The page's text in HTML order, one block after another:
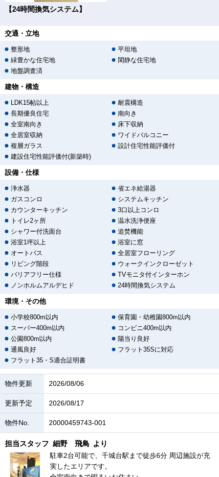
【24時間換気システム】
交通・立地
整形地
平坦地
緑豊かな住宅地
閑静な住宅地
地盤調査済
建物・構造
LDK15帖以上
耐震構造
長期優良住宅
南向き
全室南向き
床下収納
全居室収納
ワイドバルコニー
複層ガラス
設計住宅性能評価付
建設住宅性能評価付(新築時)
設備・仕様
浄水器
省エネ給湯器
ガスコンロ
システムキッチン
カウンターキッチン
3口以上コンロ
トイレ2ヶ所
温水洗浄便座
シャワー付洗面台
追焚機能
浴室1坪以上
浴室に窓
オートバス
全居室フローリング
リビング階段
ウォークインクローゼット
バリアフリー仕様
TVモニタ付インターホン
ノンホルムアルデヒド
24時間換気システム
環境・その他
小学校800m以内
保育園・幼稚園800m以内
スーパー400m以内
コンビニ400m以内
公園800m以内
陽当り良好
通風良好
フラット35Sに対応
フラット35・S適合証明書
物件更新 2026/08/06
更新予定 2026/08/17
物件No. 20000459743-001
担当スタッフ 細野 飛鳥 より
駐車2台可能で、千城台駅まで徒歩6分 周辺施設が充
実したエリアです。